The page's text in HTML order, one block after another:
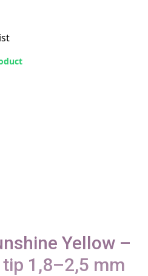
Yellow –
1,8–2,5 mm